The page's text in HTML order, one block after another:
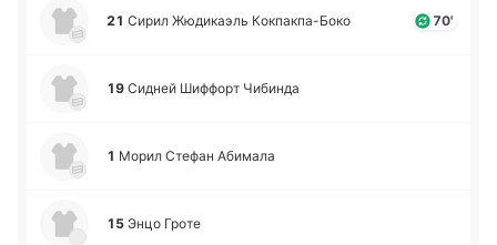
21 Сирил Жю­ди­каэль Ко­кпа­кпа­-Бо­ко 70'
19 Сидней Ши­ффорт Чи­би­нда
1 Морил Стефан Аби­ма­ла
15 Энцо Гроте